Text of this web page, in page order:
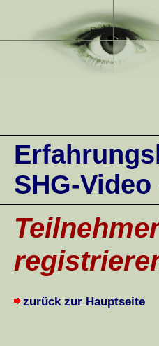
SHG-Video
zurück zur Hauptseite